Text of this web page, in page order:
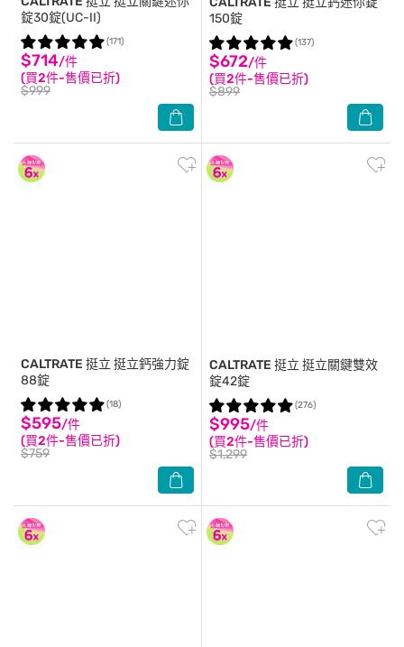
錠30錠(UC-II)
$714/件
(買2件-售價已折)
$999
(171)
150錠
$672/件
(買2件-售價已折)
$899
(137)
CALTRATE 挺立 挺立鈣強力錠
88錠
$595/件
(買2件-售價已折)
$759
(18)
CALTRATE 挺立 挺立關鍵雙效
錠42錠
$995/件
(買2件-售價已折)
$1,299
(276)